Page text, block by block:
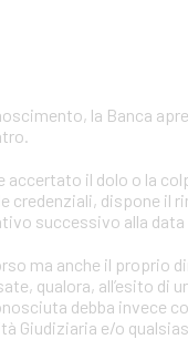
la Banca
il dolo o la
credenziali, dispone il
successivo alla data
ma anche il proprio
qualora, all’esito
debba invece
Giudiziaria e/o